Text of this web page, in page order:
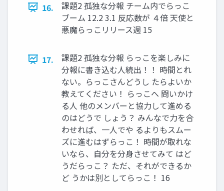
16.
課題2 孤独な分報 チーム内でらっこ
ブーム 12.2 3.1 反応数が ４倍 天使と
悪魔らっこリリース週 15
17.
課題2 孤独な分報 らっこを楽しみに
分報に書き込む人続出！！ 時間とれ
ない。らっこさんどうし たらよいか
教えてください！ らっこへ 問いかけ
る人 他のメンバーと協力して進める
のはどうで しょう？ みんなで力を合
わせれば、一人でや るよりもスムー
ズに進むはずらっこ！ 時間が取れな
いなら、自分を分身させてみて はど
うだらっこ？ ただ、それができるか
ど うかは別としてらっこ！ 16